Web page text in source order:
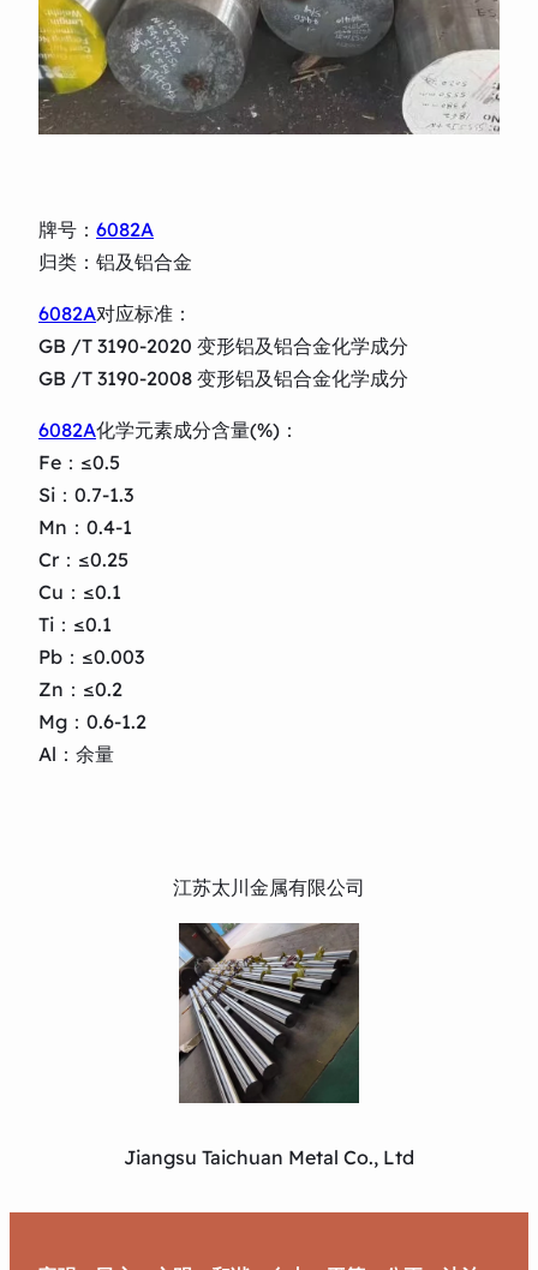
牌号： 6082A
归类：铝及铝合金
6082A对应标准：
GB /T 3190-2020 变形铝及铝合金化学成分
GB /T 3190-2008 变形铝及铝合金化学成分
6082A化学元素成分含量(%)：
Fe：≤0.5
Si：0.7-1.3
Mn：0.4-1
Cr：≤0.25
Cu：≤0.1
Ti：≤0.1
Pb：≤0.003
Zn：≤0.2
Mg：0.6-1.2
Al：余量
江苏太川金属有限公司
Jiangsu Taichuan Metal Co., Ltd